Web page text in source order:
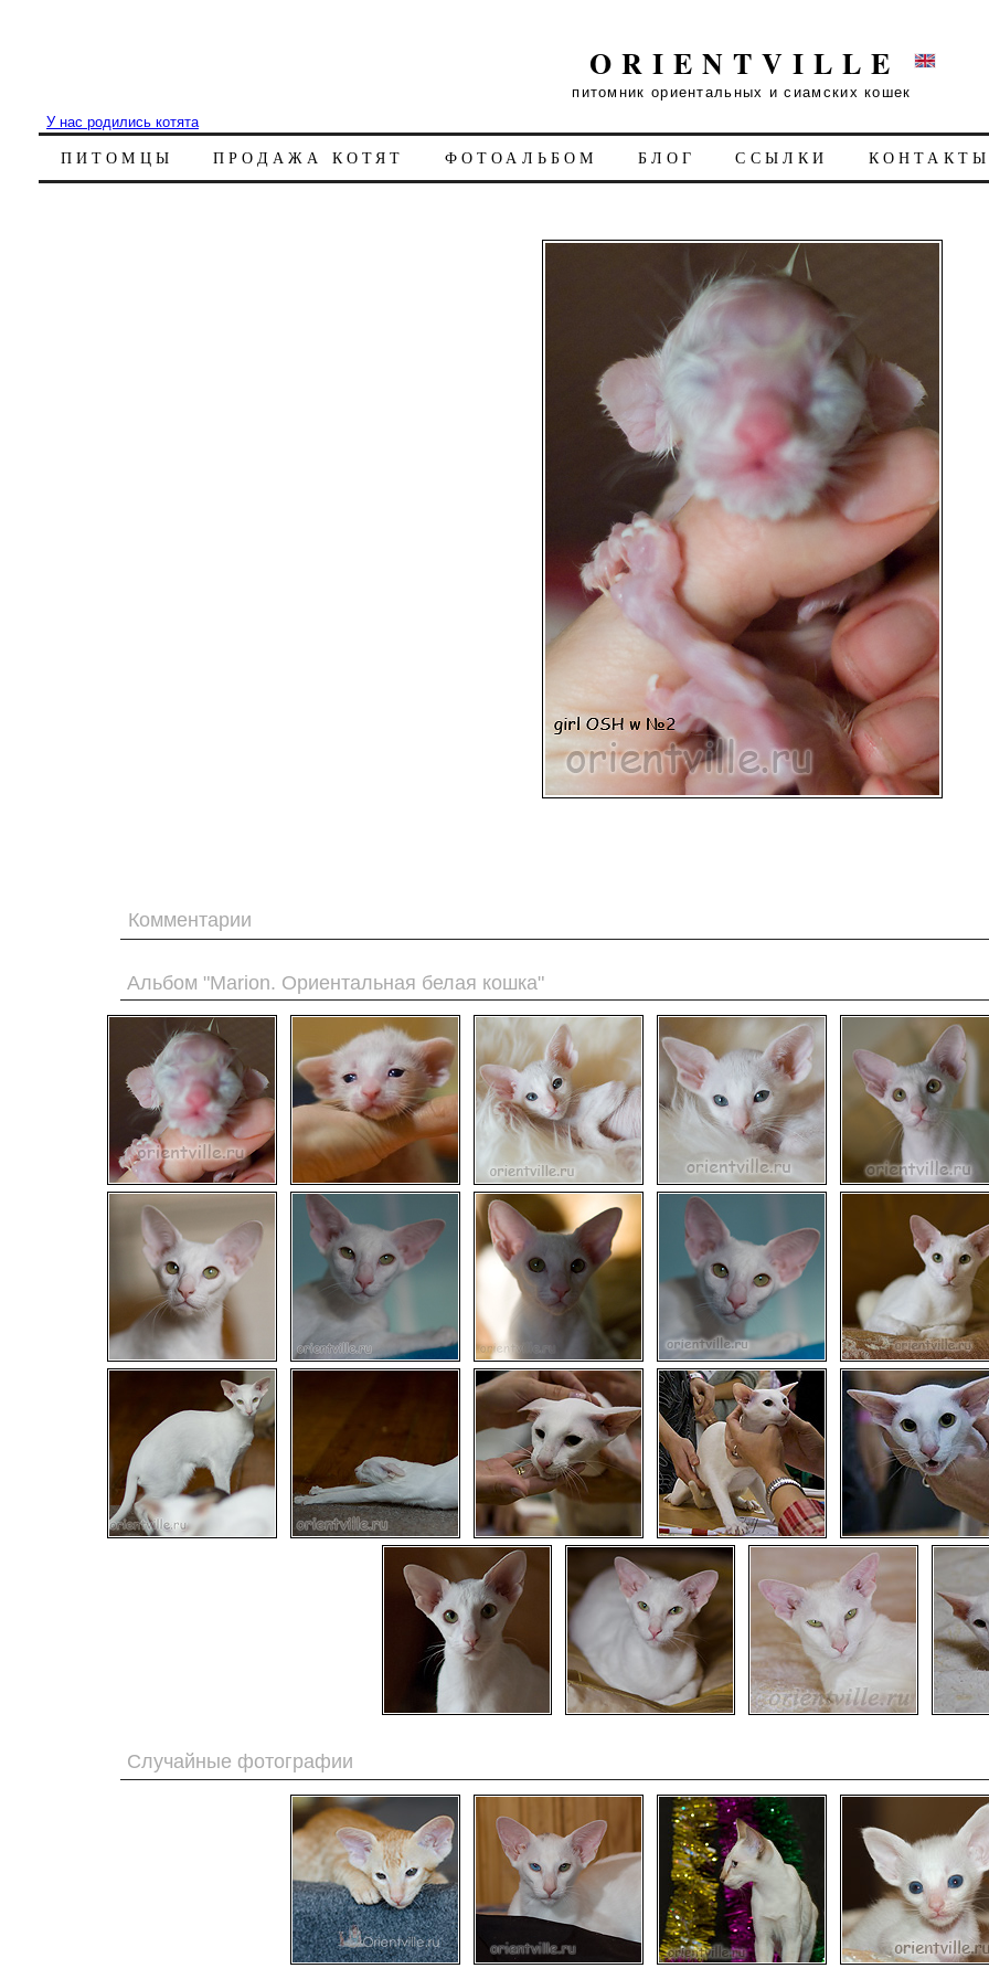
ORIENTVILLE
питомник ориентальных и сиамских кошек
У нас родились котята
ПИТОМЦЫ ПРОДАЖА КОТЯТ ФОТОАЛЬБОМ БЛОГ ССЫЛКИ КОНТАКТЫ
Комментарии
Альбом "Marion. Ориентальная белая кошка"
Случайные фотографии